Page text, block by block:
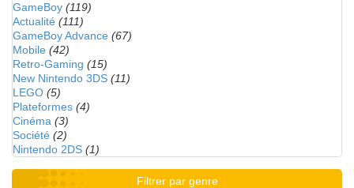
GameBoy (119)
Actualité (111)
GameBoy Advance (67)
Mobile (42)
Retro-Gaming (15)
New Nintendo 3DS (11)
LEGO (5)
Plateformes (4)
Cinéma (3)
Société (2)
Nintendo 2DS (1)
Filtrer par genre